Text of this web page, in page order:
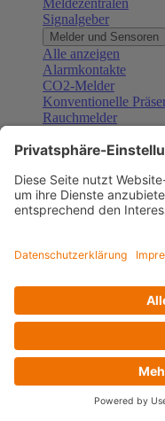
Meldezentralen
Signalgeber
Melder und Sensoren
Alle anzeigen
Alarmkontakte
CO2-Melder
Konventionelle
Rauchmelder
Gefahrenmelder
Türsprechanlagen
Alle anzeigen
Außenstationen
Klingeltaster und
Sprechanlagen-Sets
Zubehör
Videoüberwachung
Zubehör
Alle anzeigen